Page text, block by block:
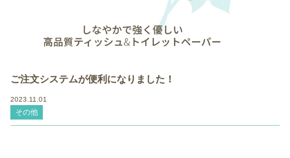
ご注文システムが便利になりました！
2023.11.01
その他